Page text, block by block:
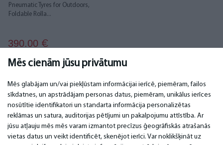
Mēs cienām jūsu privātumu
Mēs glabājam un/vai piekļūstam informācijai ierīcē, piemēram, failos
sīkdatnes, un apstrādājam personas datus, piemēram, unikālus ierīces
nosūtītie identifikatori un standarta informācija personalizētas
reklāmas un satura, auditorijas pētījumi un pakalpojumu attīstība. Ar
jūsu atļauju mēs mēs varam izmantot precīzus ģeogrāfiskās atrašanās
vietas datus un veikt identificēt, skenējot ierīci. Var noklikšķināt uz
Pneumatic Tyres for Outdoors,
Foldable Rolla...
390.00 €
SVARĪGI
Servisa centri
Garantija
KONTAKTI
Tel. +371 67296734
Mob. +371 27725222